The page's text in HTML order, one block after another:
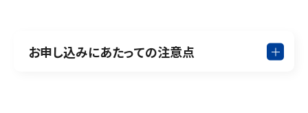
お申し込みにあたっての注意点